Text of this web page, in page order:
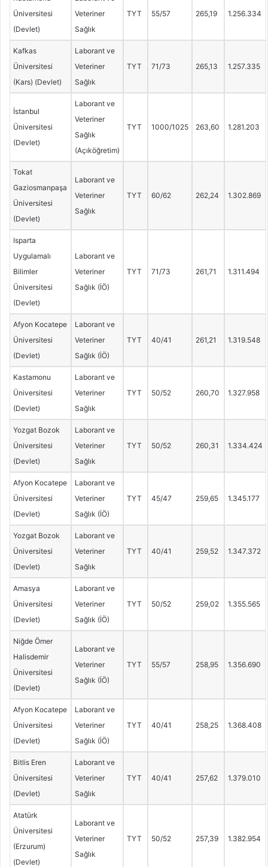
Üniversitesi
(Devlet)
Veteriner
Sağlık
TYT 55/57 265,19 1.256.334
Kafkas
Üniversitesi
(Kars) (Devlet)
Laborant ve
Veteriner
Sağlık
TYT 71/73 265,13 1.257.335
İstanbul
Üniversitesi
(Devlet)
Laborant ve
Veteriner
Sağlık
(Açıköğretim)
TYT 1000/1025 263,60 1.281.203
Tokat
Gaziosmanpaşa
Üniversitesi
(Devlet)
Laborant ve
Veteriner
Sağlık
TYT 60/62 262,24 1.302.869
Isparta
Uygulamalı
Bilimler
Üniversitesi
(Devlet)
Laborant ve
Veteriner
Sağlık (İÖ)
TYT 71/73 261,71 1.311.494
Afyon Kocatepe
Üniversitesi
(Devlet)
Laborant ve
Veteriner
Sağlık (İÖ)
TYT 40/41 261,21 1.319.548
Kastamonu
Üniversitesi
(Devlet)
Laborant ve
Veteriner
Sağlık
TYT 50/52 260,70 1.327.958
Yozgat Bozok
Üniversitesi
(Devlet)
Laborant ve
Veteriner
Sağlık
TYT 50/52 260,31 1.334.424
Afyon Kocatepe
Üniversitesi
(Devlet)
Laborant ve
Veteriner
Sağlık (İÖ)
TYT 45/47 259,65 1.345.177
Yozgat Bozok
Üniversitesi
(Devlet)
Laborant ve
Veteriner
Sağlık
TYT 40/41 259,52 1.347.372
Amasya
Üniversitesi
(Devlet)
Laborant ve
Veteriner
Sağlık (İÖ)
TYT 50/52 259,02 1.355.565
Niğde Ömer
Halisdemir
Üniversitesi
(Devlet)
Laborant ve
Veteriner
Sağlık (İÖ)
TYT 55/57 258,95 1.356.690
Afyon Kocatepe
Üniversitesi
(Devlet)
Laborant ve
Veteriner
Sağlık (İÖ)
TYT 40/41 258,25 1.368.408
Bitlis Eren
Üniversitesi
(Devlet)
Laborant ve
Veteriner
Sağlık
TYT 40/41 257,62 1.379.010
Atatürk
Üniversitesi
(Erzurum)
(Devlet)
Laborant ve
Veteriner
Sağlık
TYT 50/52 257,39 1.382.954